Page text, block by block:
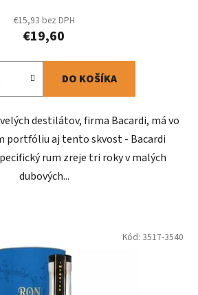
€15,93 bez DPH
€19,60
DO KOŠÍKA
destilátov, firma Bacardi, má vo
portfóliu aj tento skvost - Bacardi
rum zreje tri roky v malých
dubových...
Kód: 3517-3540